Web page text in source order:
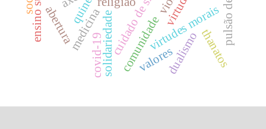
cuidado de si
solidariedadecomunidadevirtudes morais
medicina
dualismothanatos
covid-19 valores
aberturaquine